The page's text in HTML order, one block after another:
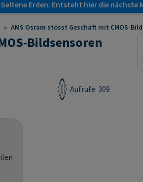
Seltene Erden: Entsteht hier die nächste
» AMS Osram stösst Geschäft mit CMOS-
Bildsensoren
Aufrufe: 309